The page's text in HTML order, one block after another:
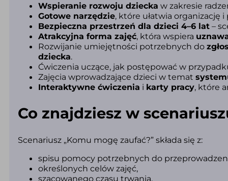
Wspieranie rozwoju dziecka w zakresie
Gotowe narzędzie, które ułatwia organizację
Bezpieczna przestrzeń dla dzieci 4–6 lat –
Atrakcyjna forma zajęć, która wspiera
Rozwijanie umiejętności potrzebnych do
dziecka.
Ćwiczenia uczące, jak postępować w
Zajęcia wprowadzające dzieci w temat
Interaktywne ćwiczenia i karty pracy, które
Co znajdziesz w
Scenariusz „Komu mogę zaufać?” składa się z:
spisu pomocy potrzebnych do
określonych celów zajęć,
szacowanego czasu trwania,